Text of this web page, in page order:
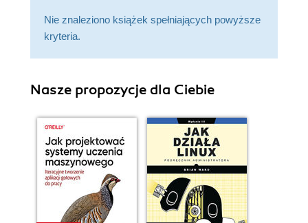
Nie znaleziono książek spełniających powyższe
kryteria.
Nasze propozycje dla Ciebie